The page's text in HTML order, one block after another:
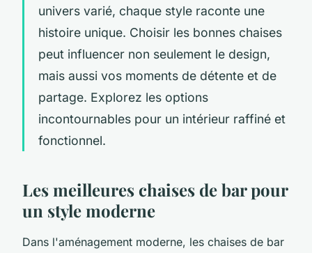
univers varié, chaque style raconte une
histoire unique. Choisir les bonnes chaises
peut influencer non seulement le design,
mais aussi vos moments de détente et de
partage. Explorez les options
incontournables pour un intérieur raffiné et
fonctionnel.
Les meilleures chaises de bar pour
un style moderne
Dans l'aménagement moderne, les chaises de bar